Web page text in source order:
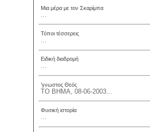
Μια μέρα με τον Σκαρίμπα
Τόποι τέσσερεις
...
Ειδική διαδρομή
...
’γνωστος Θεός
ΤΟ ΒΗΜΑ, 08-06-2003...
Φυσική ιστορία
...